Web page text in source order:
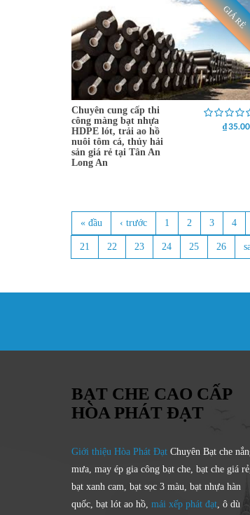
GIÁ RẺ
Chuyên cung cấp thi
công màng bạt nhựa
HDPE lót, trải ao hồ
nuôi tôm cá, thủy hải
sản giá rẻ tại Tân An
Long An
₫
Trang
« đầu ‹ trước 1 2 3 4
21 22 23 24 25 26
BẠT CHE CAO CẤP
HÒA PHÁT ĐẠT
Giới thiệu Hòa Phát Đạt Chuyên Bạt che
mưa, may ép gia công bạt che, bạt che giá rẻ,
bạt xanh cam, bạt sọc 3 màu, bạt nhựa hàn
quốc, bạt lót ao hồ, mái xếp phát đạt , ô dù